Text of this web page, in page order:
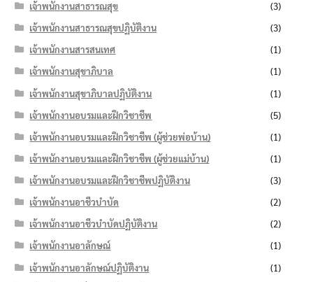
เจ้าพนักงานสาธารณสุข
(3)
เจ้าพนักงานสาธารณสุขปฏิบัติงาน
(3)
เจ้าพนักงานสารสนเทศ
(1)
เจ้าพนักงานสุขาภิบาล
(1)
เจ้าพนักงานสุขาภิบาลปฏิบัติงาน
(1)
เจ้าพนักงานอบรมและฝึกวิชาชีพ
(5)
เจ้าพนักงานอบรมและฝึกวิชาชีพ (ผู้ช่วยพ่อบ้าน)
(1)
เจ้าพนักงานอบรมและฝึกวิชาชีพ (ผู้ช่วยแม่บ้าน)
(1)
เจ้าพนักงานอบรมและฝึกวิชาชีพปฏิบัติงาน
(3)
เจ้าพนักงานอาชีวบำบัด
(2)
เจ้าพนักงานอาชีวบำบัดปฏิบัติงาน
(2)
เจ้าพนักงานอาลักษณ์
(1)
เจ้าพนักงานอาลักษณ์ปฏิบัติงาน
(1)